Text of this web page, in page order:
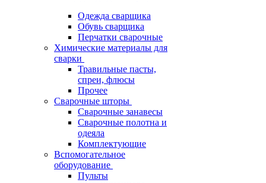
Одежда сварщика
Обувь сварщика
Перчатки сварочные
Химические материалы для
сварки
Травильные пасты,
спреи, флюсы
Прочее
Сварочные шторы
Сварочные занавесы
Сварочные полотна и
одеяла
Комплектующие
Вспомогательное
оборудование
Пульты